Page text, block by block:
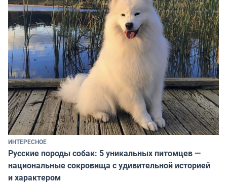
ИНТЕРЕСНОЕ
Русские породы собак: 5 уникальных питомцев —
национальные сокровища с удивительной историей
и характером